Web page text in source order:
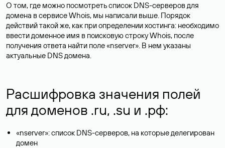
О том, где можно посмотреть список DNS-серверов для
домена в сервисе Whois, мы написали выше. Порядок
действий такой же, как при определении хостинга: необходимо
ввести доменное имя в поисковую строку Whois, после
получения ответа найти поле «nserver». В нем указаны
актуальные DNS домена.
Расшифровка значения полей
для доменов .ru, .su и .рф:
«nserver»: список DNS-серверов, на которые делегирован
домен